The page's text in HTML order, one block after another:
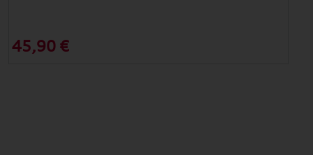
45,90 €